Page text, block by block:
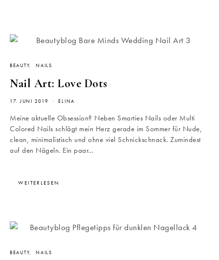
BEAUTY NAILS
Nail Art: Love Dots
17. JUNI 2019 ELINA
Meine aktuelle Obsession? Neben Smarties Nails oder Multi
Colored Nails schlägt mein Herz gerade im Sommer für Nude,
clean, minimalistisch und ohne viel Schnickschnack. Zumindest
auf den Nägeln. Ein paar…
WEITERLESEN
BEAUTY NAILS